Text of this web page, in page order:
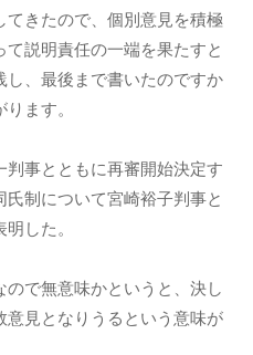
てきたので、個別意見を積極
説明責任の一端を果たすと
、最後まで書いたのですか
ます。
事とともに再審開始決定す
制について宮崎裕子判事と
した。
で無意味かというと、決し
見となりうるという意味が